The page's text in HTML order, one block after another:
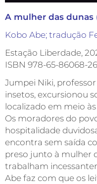
A mulher das dunas
Kobo Abe; tradução
Estação Liberdade,
ISBN 978-65-86068-
Jumpei Niki,
insetos, excursionou
localizado em meio
Os moradores do
hospitalidade
encontra sem saída
preso junto à mulher
trabalham
Abe faz com que os